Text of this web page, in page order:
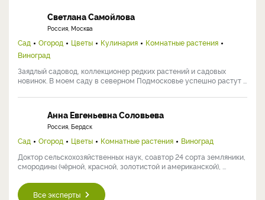
Светлана Самойлова
Россия, Москва
Сад Огород Цветы Кулинария
Комнатные растения
Виноград
Заядлый садовод, коллекционер редких растений и садовых
новинок. В моем саду в северном Подмосковье успешно растут ...
Анна Евгеньевна Соловьева
Россия, Бердск
Сад Огород Цветы Комнатные растения
Виноград
Доктор сельскохозяйственных наук, соавтор 24 сорта земляники,
смородины (чёрной, красной, золотистой и американской), ...
Все эксперты